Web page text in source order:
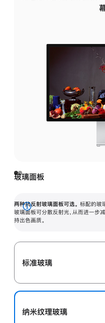
玻璃面板
两种抗反射玻璃面板可选。 标配的玻
玻璃面板可分散反射光，从而进一步
持出色画质。
展
开
标准玻璃
纳米纹理玻璃